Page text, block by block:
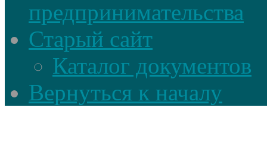
предпринимательства
Старый сайт
Каталог документов
Вернуться к началу